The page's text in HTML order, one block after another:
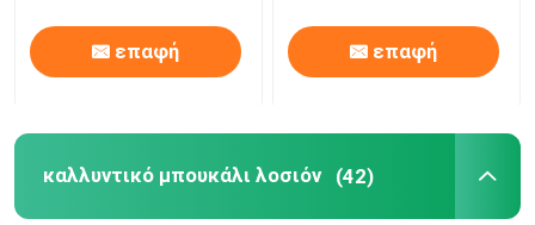
Καλλυντικό χωρίς αέρα μπουκάλι
καλλυντικό μπουκάλι λοσιόν
επαφή επαφή
καλλυντικό μπουκάλι λοσιόν (42)